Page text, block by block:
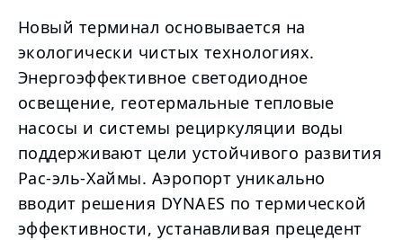
Новый терминал основывается на
экологически чистых технологиях.
Энергоэффективное светодиодное
освещение, геотермальные тепловые
насосы и системы рециркуляции воды
поддерживают цели устойчивого развития
Рас-эль-Хаймы. Аэропорт уникально
вводит решения DYNAES по термической
эффективности, устанавливая прецедент